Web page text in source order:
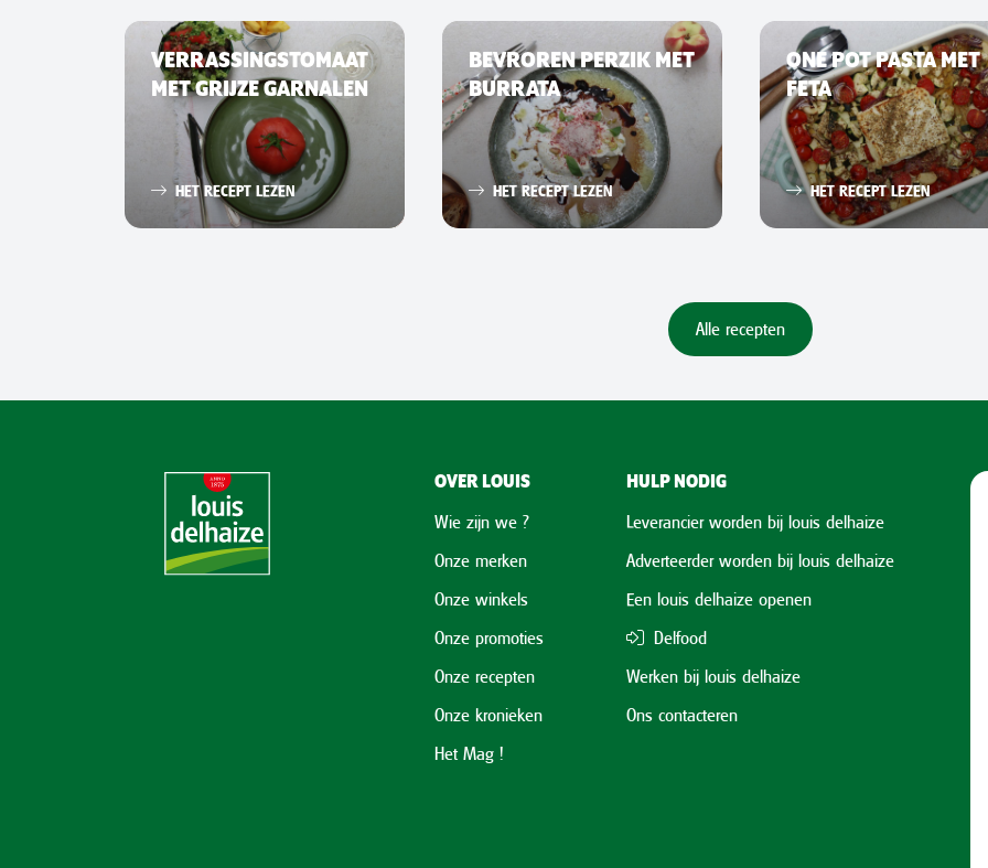
VERRASSINGSTOMAAT
MET GRIJZE GARNALEN
HET RECEPT LEZEN
BEVROREN PERZIK MET
BURRATA
HET RECEPT LEZEN
ONE POT PASTA MET
FETA
HET RECEPT LEZEN
Alle recepten
OVER LOUIS
Wie zijn we ?
Onze merken
Onze winkels
Onze promoties
Onze recepten
Onze kronieken
Het Mag !
HULP NODIG
Leverancier worden bij louis delhaize
Adverteerder worden bij louis delhaize
Een louis delhaize openen
Delfood
Werken bij louis delhaize
Ons contacteren